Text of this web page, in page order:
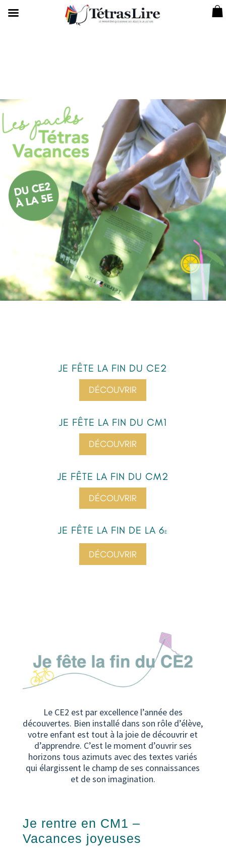
JE FÊTE LA FIN DU CE2
DÉCOUVRIR
JE FÊTE LA FIN DU CM1
DÉCOUVRIR
JE FÊTE LA FIN DU CM2
DÉCOUVRIR
JE FÊTE LA FIN DE LA 6E
DÉCOUVRIR
Le CE2 est par excellence l’année des
découvertes. Bien installé dans son rôle d’élève,
votre enfant est tout à la joie de découvrir et
d’apprendre. C’est le moment d’ouvrir ses
horizons tous azimuts avec des textes variés
qui élargissent le champ de ses connaissances
et de son imagination.
Je rentre en CM1 –
Vacances joyeuses